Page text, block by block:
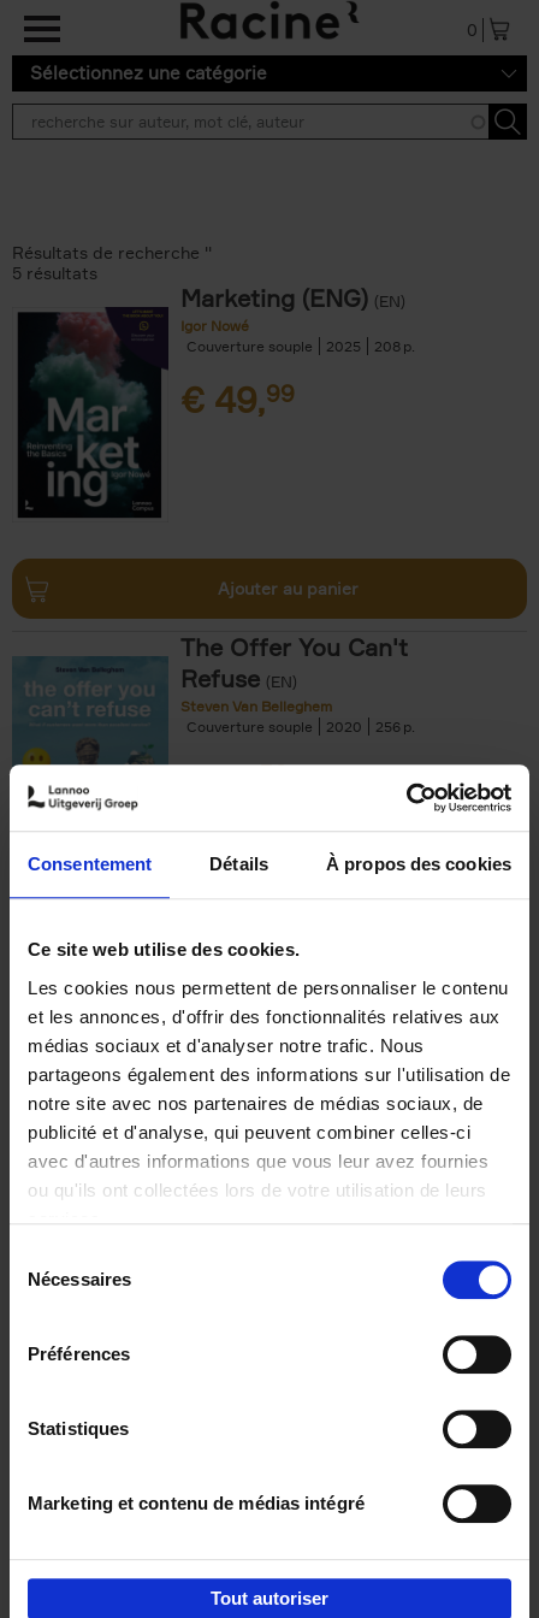
Consentement Détails À propos des cookies
Ce site web utilise des cookies.
Les cookies nous permettent de personnaliser le contenu
et les annonces, d'offrir des fonctionnalités relatives aux
médias sociaux et d'analyser notre trafic. Nous
partageons également des informations sur l'utilisation de
notre site avec nos partenaires de médias sociaux, de
publicité et d'analyse, qui peuvent combiner celles-ci
avec d'autres informations que vous leur avez fournies
ou qu'ils ont collectées lors de votre utilisation de leurs
Nécessaires
Préférences
Statistiques
Marketing et contenu de médias intégré
Tout autoriser
Aller au contenu principal
0
Sélectionnez une catégorie
Résultats de recherche ''
5 résultats
Marketing (ENG) (EN)
Igor Nowé
Couverture souple
2025 208
€ 49,99
Ajouter au panier
The Offer You Can't
Refuse (EN)
Steven Van Belleghem
Couverture souple
2020 256
€37,50
Building Bonds = Building
Business
Jochen Roef Jozefien De Feyter
Carolien Boom
Couverture souple
2025 200
€29,99
Digital marketing like a PRO -
completely revised edition (EN)